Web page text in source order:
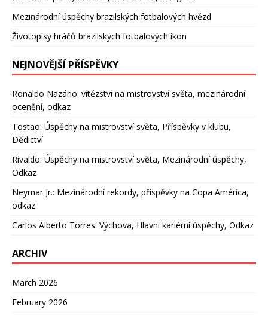
Mezinárodní úspěchy brazilských fotbalových hvězd
Životopisy hráčů brazilských fotbalových ikon
NEJNOVĚJŠÍ PŘÍSPĚVKY
Ronaldo Nazário: vítězství na mistrovství světa, mezinárodní
ocenění, odkaz
Tostão: Úspěchy na mistrovství světa, Příspěvky v klubu,
Dědictví
Rivaldo: Úspěchy na mistrovství světa, Mezinárodní úspěchy,
Odkaz
Neymar Jr.: Mezinárodní rekordy, příspěvky na Copa América,
odkaz
Carlos Alberto Torres: Výchova, Hlavní kariérní úspěchy, Odkaz
ARCHIV
March 2026
February 2026